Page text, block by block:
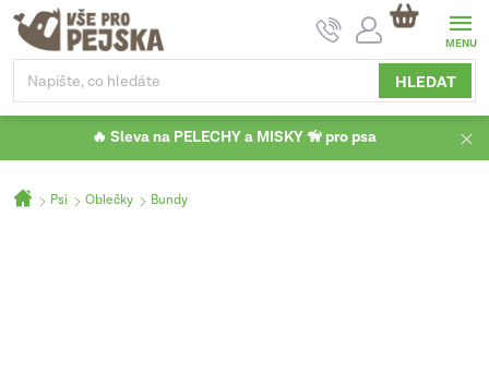
Přejít
obsah
HLEDAT
NÁKUPNÍ
KOŠÍK
🔥 Sleva na PELECHY a MISKY 🦮 pro psa
Domů
Psi Oblečky Bundy